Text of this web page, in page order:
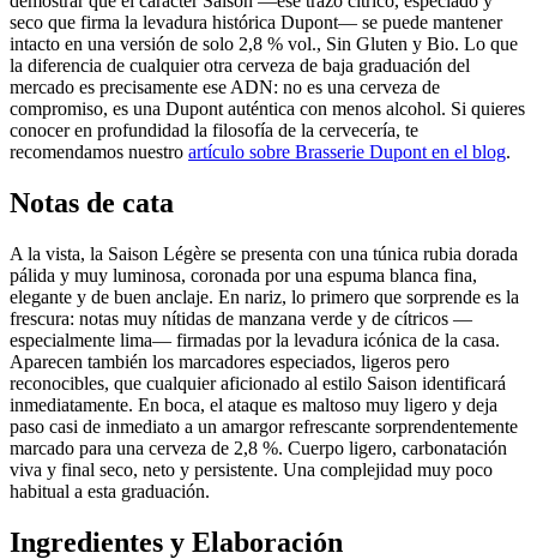
seco que firma la levadura histórica Dupont— se puede mantener
intacto en una versión de solo 2,8 % vol., Sin Gluten y Bio. Lo que
la diferencia de cualquier otra cerveza de baja graduación del
mercado es precisamente ese ADN: no es una cerveza de
compromiso, es una Dupont auténtica con menos alcohol. Si quieres
conocer en profundidad la filosofía de la cervecería, te
recomendamos nuestro artículo sobre Brasserie Dupont en el blog.
Notas de cata
A la vista, la Saison Légère se presenta con una túnica rubia dorada
pálida y muy luminosa, coronada por una espuma blanca fina,
elegante y de buen anclaje. En nariz, lo primero que sorprende es la
frescura: notas muy nítidas de manzana verde y de cítricos —
especialmente lima— firmadas por la levadura icónica de la casa.
Aparecen también los marcadores especiados, ligeros pero
reconocibles, que cualquier aficionado al estilo Saison identificará
inmediatamente. En boca, el ataque es maltoso muy ligero y deja
paso casi de inmediato a un amargor refrescante sorprendentemente
marcado para una cerveza de 2,8 %. Cuerpo ligero, carbonatación
viva y final seco, neto y persistente. Una complejidad muy poco
habitual a esta graduación.
Ingredientes y Elaboración